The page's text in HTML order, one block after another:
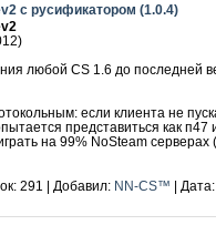
с русификатором (1.0.4)
любой CS 1.6 до последней
если клиента не
представиться как п47
на 99% NoSteam серверах
291 | Добавил: NN-CS™ | Дата: